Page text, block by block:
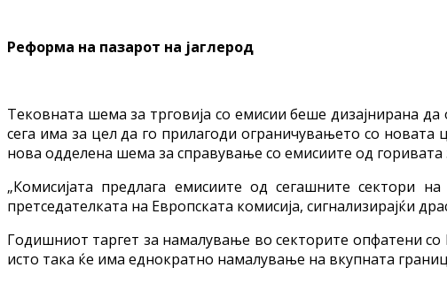
Реформа на пазарот на јаглерод
Тековната шема за трговија со емисии беше дизајнирана
сега има за цел да го прилагоди ограничувањето со
нова одделена шема за справување со емисиите од горивата
„Комисијата предлага емисиите од сегашните
претседателката на Европската комисија, сигнализирајќи
Годишниот таргет за намалување во секторите опфатени
исто така ќе има еднократно намалување на вкупната